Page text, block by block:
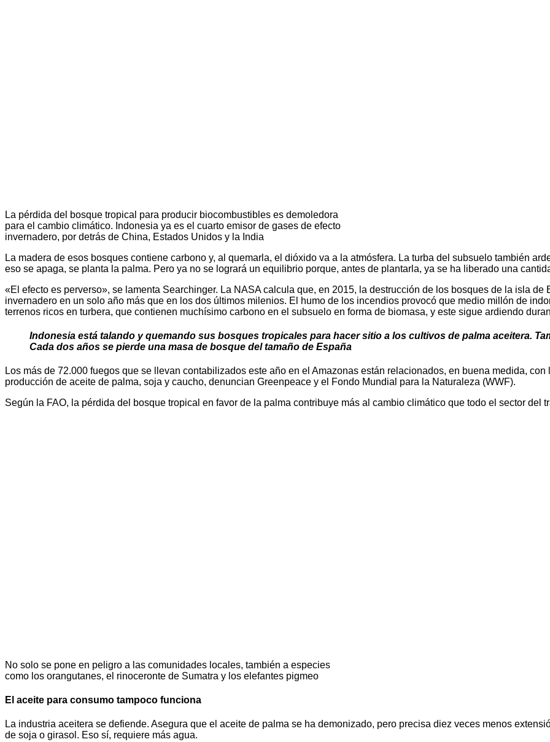
La pérdida del bosque tropical para producir biocombustibles es demoledora
para el cambio climático. Indonesia ya es el cuarto emisor de gases de efecto
invernadero, por detrás de China, Estados Unidos y la India
La madera de esos bosques contiene carbono y, al quemarla, el dióxido va a la atmósfera. La turba del subsuelo también
eso se apaga, se planta la palma. Pero ya no se logrará un equilibrio porque, antes de plantarla, ya se ha liberado una
«El efecto es perverso», se lamenta Searchinger. La NASA calcula que, en 2015, la destrucción de los bosques de la isla
invernadero en un solo año más que en los dos últimos milenios. El humo de los incendios provocó que medio millón de
terrenos ricos en turbera, que contienen muchísimo carbono en el subsuelo en forma de biomasa, y este sigue ardiendo
Indonesia está talando y quemando sus bosques tropicales para hacer sitio a los cultivos de palma aceitera.
Cada dos años se pierde una masa de bosque del tamaño de España
Los más de 72.000 fuegos que se llevan contabilizados este año en el Amazonas están relacionados, en buena medida,
producción de aceite de palma, soja y caucho, denuncian Greenpeace y el Fondo Mundial para la Naturaleza (WWF).
Según la FAO, la pérdida del bosque tropical en favor de la palma contribuye más al cambio climático que todo el sector del
No solo se pone en peligro a las comunidades locales, también a especies
como los orangutanes, el rinoceronte de Sumatra y los elefantes pigmeo
El aceite para consumo tampoco funciona
La industria aceitera se defiende. Asegura que el aceite de palma se ha demonizado, pero precisa diez veces menos
de soja o girasol. Eso sí, requiere más agua.